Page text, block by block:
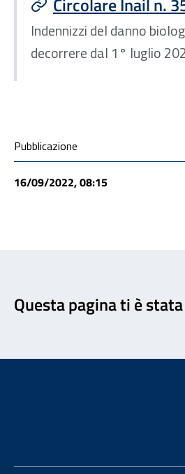
Indennizzi del danno
decorrere dal 1° luglio
Condivisione social
Pubblicazione
16/09/2022, 08:15
Questa pagina ti è